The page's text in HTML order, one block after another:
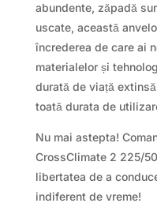
abundente, zăpadă
uscate, această
încrederea de care ai
materialelor și
durată de viață
toată durata de
Nu mai astepta!
CrossClimate 2 225/
libertatea de a
indiferent de vreme!